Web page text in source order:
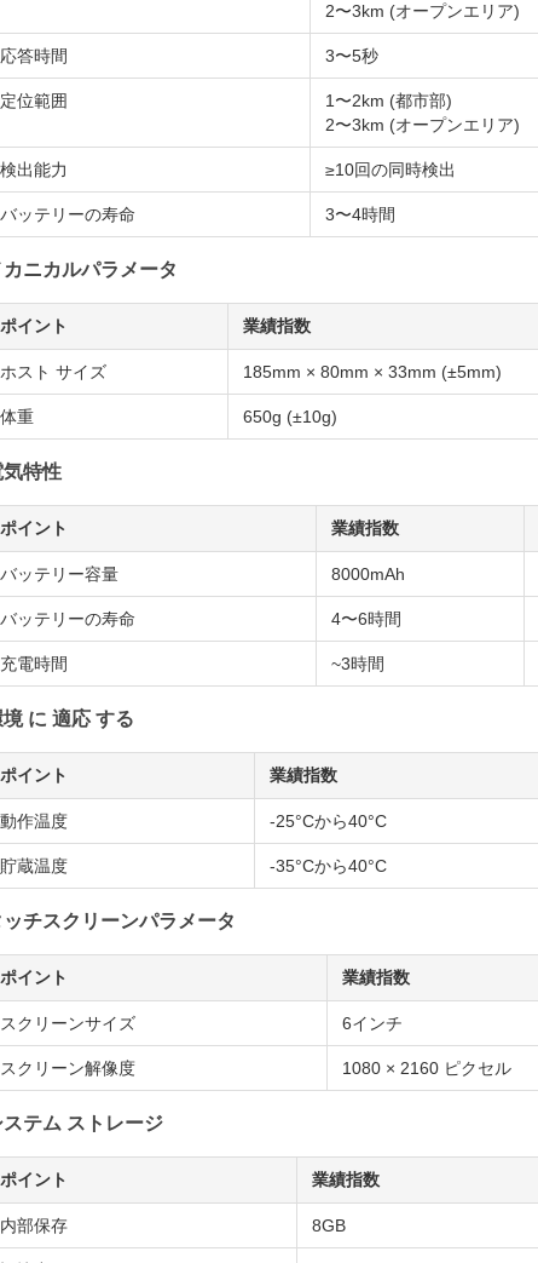
2〜3km (オープンエリア)
応答時間 3〜5秒
定位範囲
1〜2km (都市部)
2〜3km (オープンエリア)
検出能力 ≥10回の同時検出
バッテリーの寿命 3〜4時間
カニカルパラメータ
ポイント 業績指数
ホスト サイズ 185mm × 80mm × 33mm (±5mm)
体重 650g (±10g)
気特性
ポイント 業績指数
バッテリー容量 8000mAh
バッテリーの寿命 4〜6時間
充電時間 ~3時間
に 適応 する
ポイント 業績指数
動作温度 -25°Cから40°C
貯蔵温度 -35°Cから40°C
ッチスクリーンパラメータ
ポイント 業績指数
スクリーンサイズ 6インチ
スクリーン解像度 1080 × 2160 ピクセル
ステム ストレージ
ポイント 業績指数
内部保存 8GB